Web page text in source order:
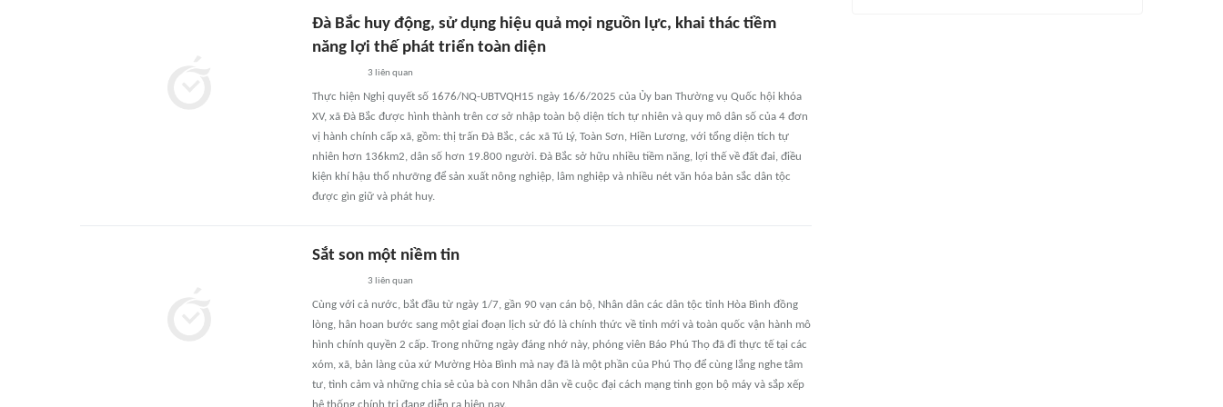
Đà Bắc huy động, sử dụng hiệu quả mọi nguồn lực, khai thác tiềm
năng lợi thế phát triển toàn diện
3 liên quan
Thực hiện Nghị quyết số 1676/NQ-UBTVQH15 ngày 16/6/2025 của Ủy ban Thường vụ Quốc hội khóa
XV, xã Đà Bắc được hình thành trên cơ sở nhập toàn bộ diện tích tự nhiên và quy mô dân số của 4 đơn
vị hành chính cấp xã, gồm: thị trấn Đà Bắc, các xã Tú Lý, Toàn Sơn, Hiền Lương, với tổng diện tích tự
nhiên hơn 136km2, dân số hơn 19.800 người. Đà Bắc sở hữu nhiều tiềm năng, lợi thế về đất đai, điều
kiện khí hậu thổ nhưỡng để sản xuất nông nghiệp, lâm nghiệp và nhiều nét văn hóa bản sắc dân tộc
được gìn giữ và phát huy.
Sắt son một niềm tin
3 liên quan
Cùng với cả nước, bắt đầu từ ngày 1/7, gần 90 vạn cán bộ, Nhân dân các dân tộc tỉnh Hòa Bình đồng
lòng, hân hoan bước sang một giai đoạn lịch sử đó là chính thức về tỉnh mới và toàn quốc vận hành mô
hình chính quyền 2 cấp. Trong những ngày đáng nhớ này, phóng viên Báo Phú Thọ đã đi thực tế tại các
xóm, xã, bản làng của xứ Mường Hòa Bình mà nay đã là một phần của Phú Thọ để cùng lắng nghe tâm
tư, tình cảm và những chia sẻ của bà con Nhân dân về cuộc đại cách mạng tinh gọn bộ máy và sắp xếp